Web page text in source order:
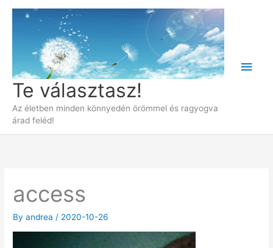
Skip
Te választasz!
Az életben minden könnyedén örömmel és ragyogva
árad feléd!
Main
access
Byandrea / 2020-10-26